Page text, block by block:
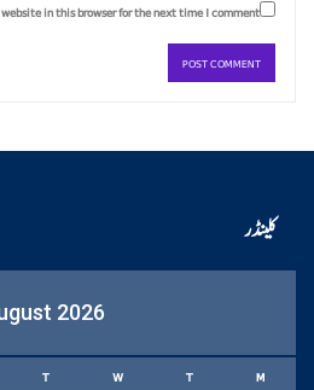
in this browser for the next time I comment.
کلینڈر
2026
M
T
W
T